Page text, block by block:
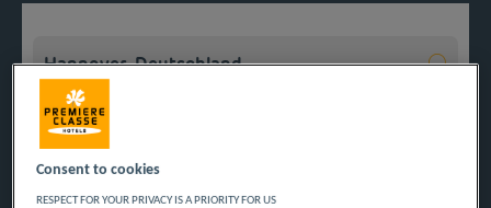
Navigate forward to interact with the calendar and select
Consent to cookies
RESPECT FOR YOUR PRIVACY IS A PRIORITY FOR US